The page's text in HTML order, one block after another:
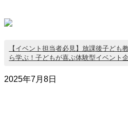
【イベント担当者必見】放課後子ども
ら学ぶ！子どもが喜ぶ体験型イベント
2025年7月8日